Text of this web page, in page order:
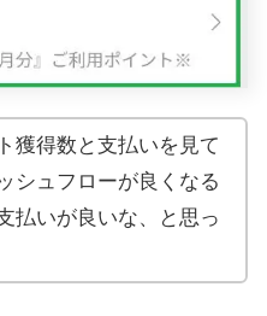
獲得数と支払いを見て
シュフローが良くなる
払いが良いな、と思っ